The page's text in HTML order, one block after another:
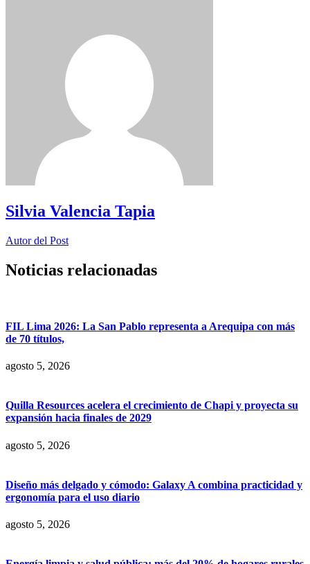
Silvia Valencia Tapia
Autor del Post
Noticias relacionadas
FIL Lima 2026: La San Pablo representa a Arequipa con más
de 70 títulos,
agosto 5, 2026
Quilla Resources acelera el crecimiento de Chapi y proyecta su
expansión hacia finales de 2029
agosto 5, 2026
Diseño más delgado y cómodo: Galaxy A combina practicidad y
ergonomía para el uso diario
agosto 5, 2026